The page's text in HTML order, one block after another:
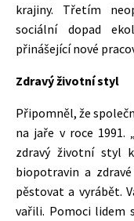
krajiny. Třetím
sociální dopad
přinášející nové
Zdravý životní styl
Připomněl, že
na jaře v roce
zdravý životní styl
biopotravin a
pěstovat a vyrábět.
vařili. Pomoci lidem